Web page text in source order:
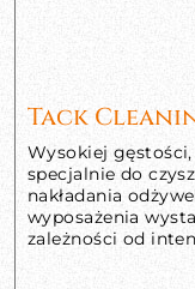
Tack
Wysokiej
specjalnie do
nakładania
wyposażenia
zależności od